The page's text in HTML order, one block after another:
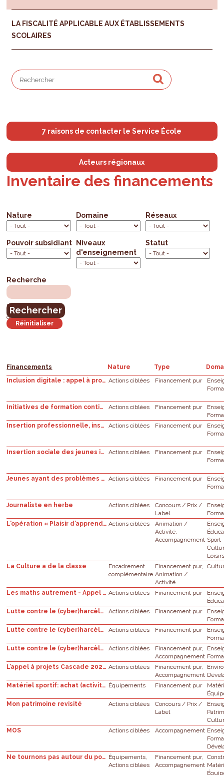
LA FISCALITÉ APPLICABLE AUX ÉTABLISSEMENTS
SCOLAIRES
7 raisons de contacter le Service École
Acteurs régionaux
Inventaire des financements
Nature Domaine Réseaux
Pouvoir subsidiant
Niveaux
d'enseignement
Statut
Recherche
mots clés, mots de la
dénomination
Financements Nature Type
Inclusion digitale : appel à projets Actions ciblées Financement pur
Initiatives de formation continue Actions ciblées Financement pur
Insertion professionnelle, insertion citoyenne et enseignement supérieur
Actions ciblées Financement pur
Insertion sociale des jeunes issus de milieux précaires : appel à projets Actions ciblées Financement pur
Jeunes ayant des problèmes psychologiques : initiatives locales Actions ciblées Financement pur
Journaliste en herbe Actions ciblées
Concours / Prix /
Label
L'opération « Plaisir d’apprendre » de la FWB Actions ciblées
Animation /
Activité,
Accompagnement Sport
La Culture a de la classe
Encadrement
complémentaire
Financement pur,
Animation /
Activité
Les maths autrement - Appel à projet STEM Actions ciblées Financement pur
Lutte contre le (cyber)harcèlement - Formation à la médiation par les pairs et/ou à lagestion de conflits - niveau primaire et secondaire
Actions ciblées Financement pur
Lutte contre le (cyber)harcèlement - Organisation d’une activité de sensibilisation ou de prévention autour de la question du (cyber) harcèlement - niveau primaire et secondaire
Actions ciblées Financement pur
Lutte contre le (cyber)harcèlement - Soutien pour la mobilisation des élèves dans lalutte contre le (cyber)harcèlement dans l’enseignement secondaire
Actions ciblées
Financement pur,
Accompagnement
L’appel à projets Cascade 2023-25: Appel à projets en faveur de la participation des jeunes de 14 à 25 ans à des projets de transition en Région de Bruxelles-Capitale Actions ciblées
Financement pur,
Accompagnement
Matériel sportif: achat (activités de psychomotricité) Équipements Financement pur
Mon patrimoine revisité
Actions ciblées
Concours / Prix /
Label
MOS
Actions ciblées Accompagnement
Ne tournons pas autour du pot ! - Ecoles fondamentales Équipements,
Actions ciblées
Financement pur,
Accompagnement